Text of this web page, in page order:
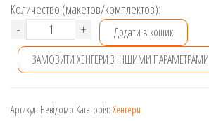
Количество (макетов/комплектов):
-
Хенгер
на
дверь
кількість
+
Додати в кошик
ЗАМОВИТИ ХЕНГЕРИ З ІНШИМИ ПАРАМЕТРАМИ
Артикул: Невідомо Категорія: Хенгери